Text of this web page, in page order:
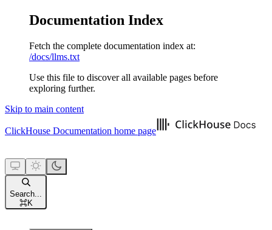
Documentation Index
Fetch the complete documentation index at:
/docs/llms.txt
Use this file to discover all available pages before
exploring further.
Skip to main content
ClickHouse Documentation home page
Search...
⌘K